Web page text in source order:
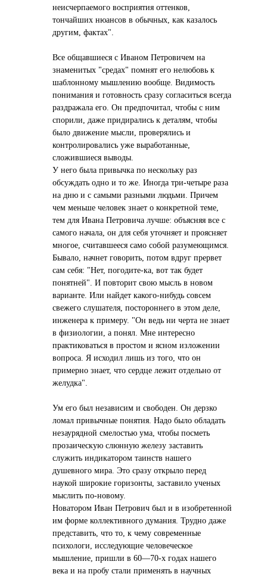
неисчерпаемого восприятия оттенков,
тончайших нюансов в обычных, как казалось
другим, фактах".
Все общавшиеся с Иваном Петровичем на
знаменитых "средах" помнят его нелюбовь к
шаблонному мышлению вообще. Видимость
понимания и готовность сразу согласиться всегда
раздражала его. Он предпочитал, чтобы с ним
спорили, даже придирались к деталям, чтобы
было движение мысли, проверялись и
контролировались уже выработанные,
сложившиеся выводы.
У него была привычка по нескольку раз
обсуждать одно и то же. Иногда три-четыре раза
на дню и с самыми разными людьми. Причем
чем меньше человек знает о конкретной теме,
тем для Ивана Петровича лучше: объясняя все с
самого начала, он для себя уточняет и проясняет
многое, считавшееся само собой разумеющимся.
Бывало, начнет говорить, потом вдруг прервет
сам себя: "Нет, погодите-ка, вот так будет
понятней". И повторит свою мысль в новом
варианте. Или найдет какого-нибудь совсем
свежего слушателя, постороннего в этом деле,
инженера к примеру. "Он ведь ни черта не знает
в физиологии, а понял. Мне интересно
практиковаться в простом и ясном изложении
вопроса. Я исходил лишь из того, что он
примерно знает, что сердце лежит отдельно от
желудка".
Ум его был независим и свободен. Он дерзко
ломал привычные понятия. Надо было обладать
незаурядной смелостью ума, чтобы посметь
прозаическую слюнную железу заставить
служить индикатором таинств нашего
душевного мира. Это сразу открыло перед
наукой широкие горизонты, заставило ученых
мыслить по-новому.
Новатором Иван Петрович был и в изобретенной
им форме коллективного думания. Трудно даже
представить, что то, к чему современные
психологи, исследующие человеческое
мышление, пришли в 60—70-х годах нашего
века и на пробу стали применять в научных